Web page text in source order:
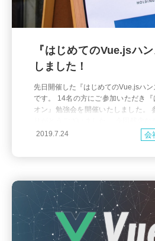
『はじめてのVue.jsハ
しました！
先日開催した『はじめてのVue.jsハ
です。 14名の方にご参加いただき
オン』勉強会を開催いたしました。
も雰囲気だけでも感じていただけた
社６Fのセミナールームです。当日
2019.7.24 会